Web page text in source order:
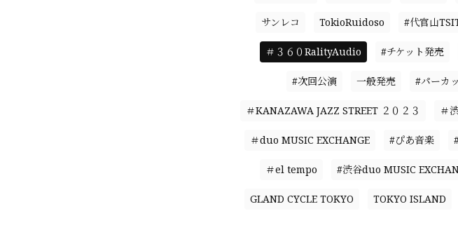
サンレコ TokioRuidoso #代官山
＃３６０RalityAudio #チケット発売
#次回公演 一般発売 #パーカ
＃KANAZAWA JAZZ STREET ２０２３ ＃
＃duo MUSIC EXCHANGE #ぴあ音楽
＃el tempo #渋谷duo MUSIC
GLAND CYCLE TOKYO TOKYO ISLAND